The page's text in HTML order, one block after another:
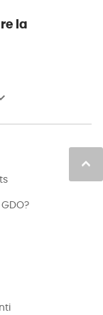
la
keyboard_arrow_up